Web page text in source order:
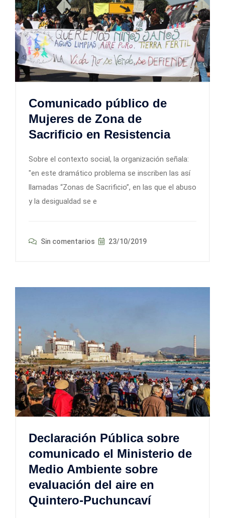
Comunicado público de
Mujeres de Zona de
Sacrificio en Resistencia
Sobre el contexto social, la organización señala:
"en este dramático problema se inscriben las así
llamadas “Zonas de Sacrificio”, en las que el abuso
y la desigualdad se e
Sin comentarios 23/10/2019
Declaración Pública sobre
comunicado el Ministerio de
Medio Ambiente sobre
evaluación del aire en
Quintero-Puchuncaví